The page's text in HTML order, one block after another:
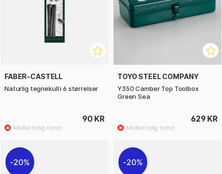
FABER-CASTELL
Naturlig tegnekull i 6 størrelser
90 KR
TOYO STEEL COMPANY
Y350 Camber Top Toolbox
Green Sea
629 KR
20% 20%